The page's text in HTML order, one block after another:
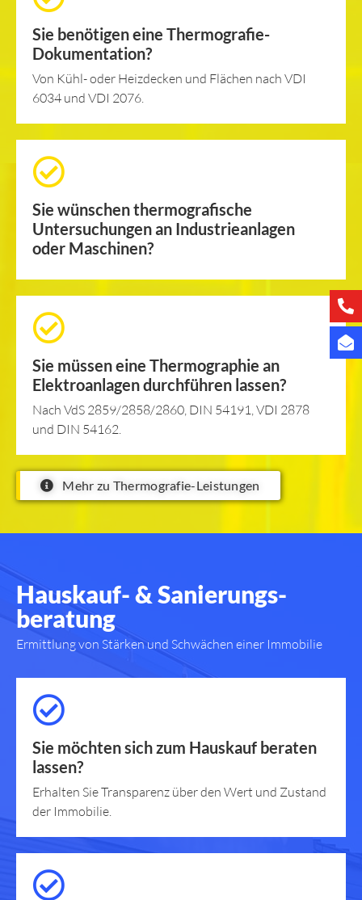
Sie benötigen eine Thermografie-
Dokumentation?
Von Kühl- oder Heizdecken und Flächen nach VDI
6034 und VDI 2076.
Sie wünschen thermografische
Untersuchungen an Industrieanlagen
oder Maschinen?
Sie müssen eine Thermographie an
Elektroanlagen durchführen lassen?
Nach VdS 2859/2858/2860, DIN 54191, VDI 2878
und DIN 54162.
Mehr zu Thermografie-Leistungen
Hauskauf- & Sanierungs­
beratung
Ermittlung von Stärken und Schwächen einer Immobilie
Sie möchten sich zum Hauskauf beraten
lassen?
Erhalten Sie Transparenz über den Wert und Zustand
der Immobilie.